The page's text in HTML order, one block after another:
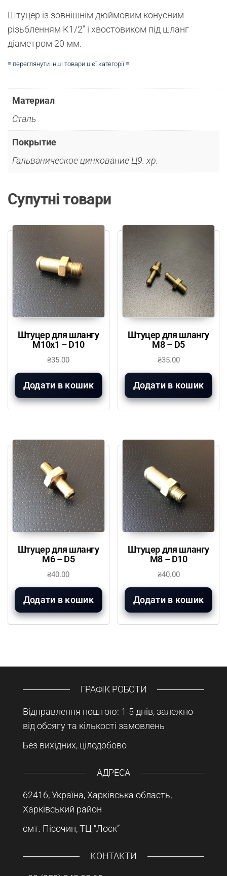
Штуцер із зовнішнім дюймовим конусним
різьбленням К1/2″ і хвостовиком під шланг
діаметром 20 мм.
≡ переглянути інші товари цієї категорії ≡
Материал
Сталь
Покрытие
Гальваническое цинкование Ц9. хр.
Супутні товари
Штуцер для шлангу
М10х1 – D10
₴35.00
Додати в кошик
Штуцер для шлангу
М8 – D5
₴35.00
Додати в кошик
Штуцер для шлангу
М6 – D5
₴40.00
Додати в кошик
Штуцер для шлангу
М8 – D10
₴40.00
Додати в кошик
ГРАФІК РОБОТИ
Відправлення поштою: 1-5 днів, залежно
від обсягу та кількості замовлень
Без вихідних, цілодобово
АДРЕСА
62416, Україна, Харківська область,
Харківський район
смт. Пісочин, ТЦ “Лоск”
КОНТАКТИ